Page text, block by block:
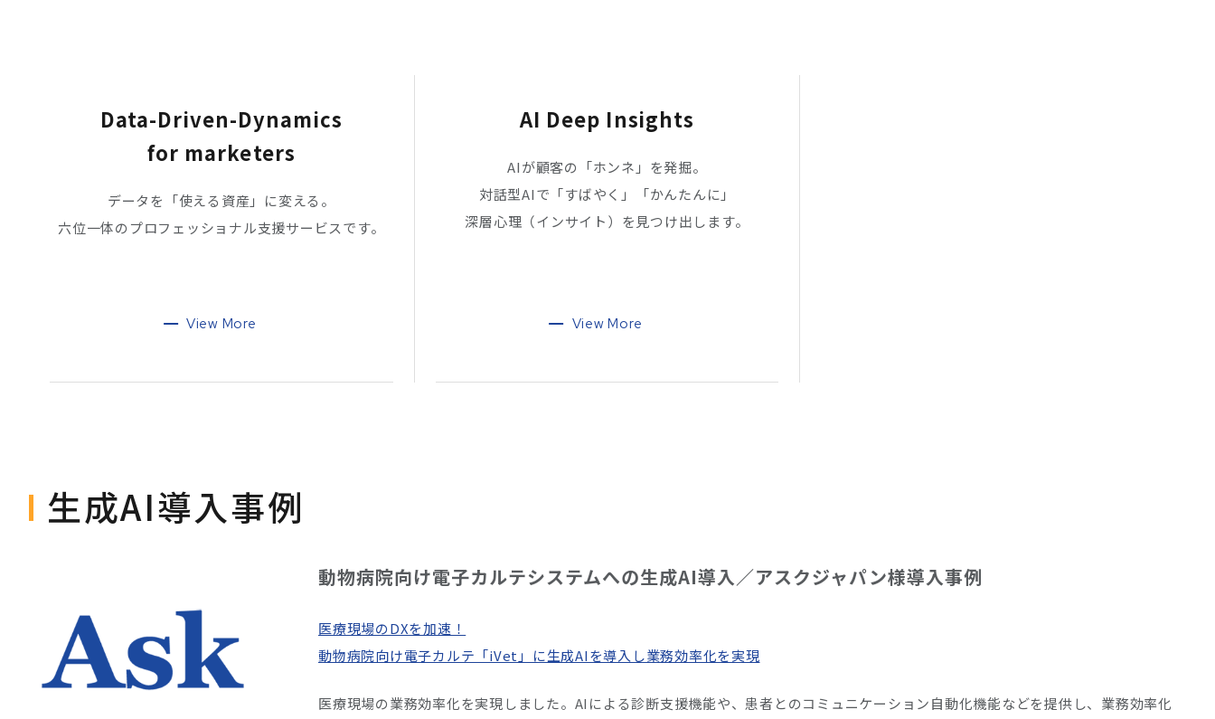
Data-Driven-Dynamics
for marketers
データを「使える資産」に変える。
六位一体のプロフェッショナル支援サービスです。
View More
AI Deep Insights
AIが顧客の「ホンネ」を発掘。
対話型AIで「すばやく」「かんたんに」
深層心理（インサイト）を見つけ出します。
View More
生成AI導入事例
動物病院向け電子カルテシステムへの生成AI導入／アスクジャパン様導入事例
医療現場のDXを加速！
動物病院向け電子カルテ「iVet」に生成AIを導入し業務効率化を実現
医療現場の業務効率化を実現しました。AIによる診断支援機能や、患者とのコミュニケーション自動化機能などを提供し、業務効率化